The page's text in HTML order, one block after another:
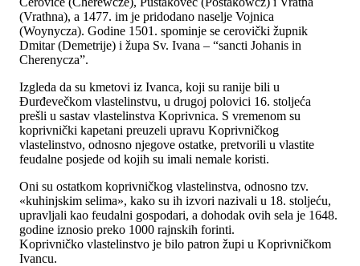
(Vrathna), a 1477. im je pridodano naselje Vojnica
(Woynycza). Godine 1501. spominje se cerovički župnik
Dmitar (Demetrije) i župa Sv. Ivana – “sancti Johanis in
Cherenycza”.
Izgleda da su kmetovi iz Ivanca, koji su ranije bili u
Đurđevečkom vlastelinstvu, u drugoj polovici 16. stoljeća
prešli u sastav vlastelinstva Koprivnica. S vremenom su
koprivnički kapetani preuzeli upravu Koprivničkog
vlastelinstvo, odnosno njegove ostatke, pretvorili u vlastite
feudalne posjede od kojih su imali nemale koristi.
Oni su ostatkom koprivničkog vlastelinstva, odnosno tzv.
«kuhinjskim selima», kako su ih izvori nazivali u 18. stoljeću,
upravljali kao feudalni gospodari, a dohodak ovih sela je 1648.
godine iznosio preko 1000 rajnskih forinti.
Koprivničko vlastelinstvo je bilo patron župi u Koprivničkom
Ivancu.